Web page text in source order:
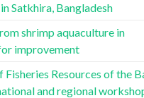
Satkhira, Bangladesh
shrimp aquaculture in
improvement
Resources of the
and regional